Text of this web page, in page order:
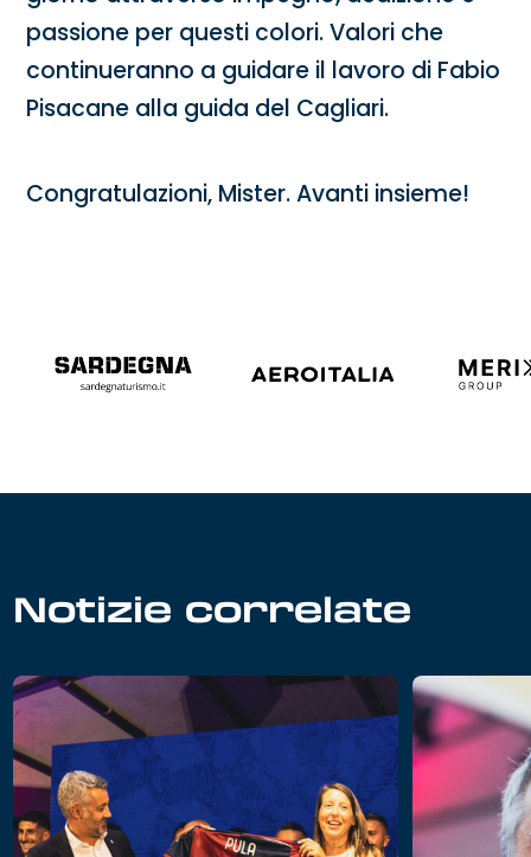
passione per questi colori. Valori che
continueranno a guidare il lavoro di Fabio
Pisacane alla guida del Cagliari.
Congratulazioni, Mister. Avanti insieme!
Notizie correlate